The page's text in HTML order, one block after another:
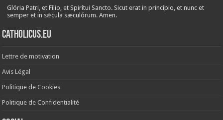
Glória Patri, et Fílio, et Spirítui Sancto. Sicut erat in princípio, et nunc et
semper et in sǽcula sæculórum. Amen.
Catholicus.eu
Lettre de motivation
Avis Légal
Politique de Cookies
Politique de Confidentialité